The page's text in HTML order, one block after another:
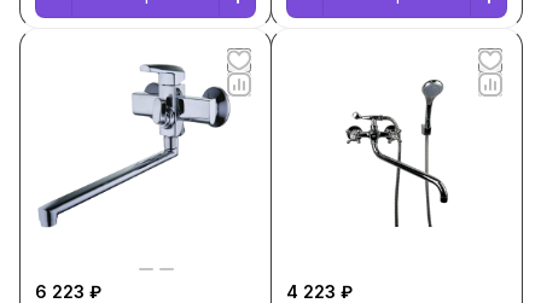
6 223 ₽
4 223 ₽